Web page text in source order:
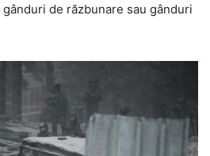
de răzbunare sau gânduri